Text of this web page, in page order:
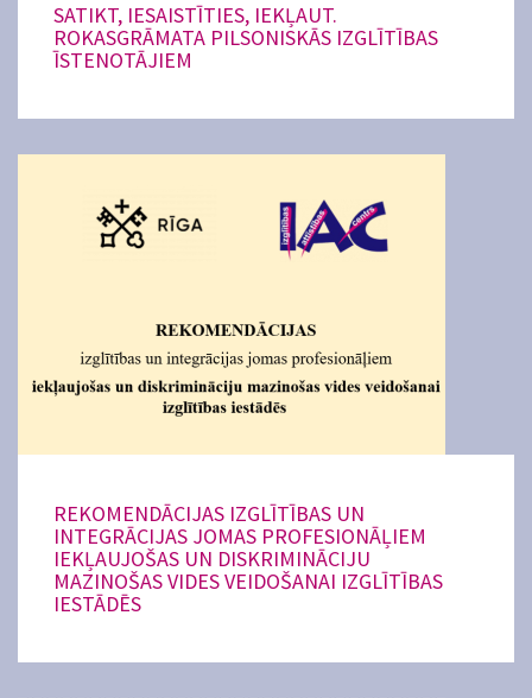
SATIKT, IESAISTĪTIES, IEKĻAUT.
ROKASGRĀMATA PILSONISKĀS IZGLĪTĪBAS
ĪSTENOTĀJIEM
REKOMENDĀCIJAS IZGLĪTĪBAS UN
INTEGRĀCIJAS JOMAS PROFESIONĀĻIEM
IEKĻAUJOŠAS UN DISKRIMINĀCIJU
MAZINOŠAS VIDES VEIDOŠANAI IZGLĪTĪBAS
IESTĀDĒS